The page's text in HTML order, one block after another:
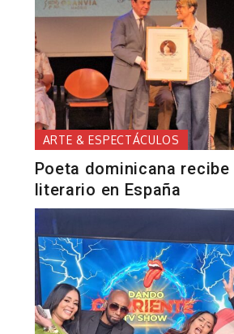
ARTE & ESPECTÁCULOS
Poeta dominicana recibe
literario en España